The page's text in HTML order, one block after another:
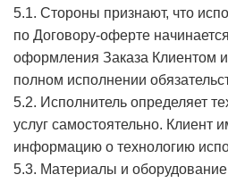
5.1. Стороны признают, что
по Договору-оферте
оформления Заказа Клиентом и
полном исполнении
5.2. Исполнитель определяет
услуг самостоятельно. Клиент
информацию о технологию
5.3. Материалы и оборудование